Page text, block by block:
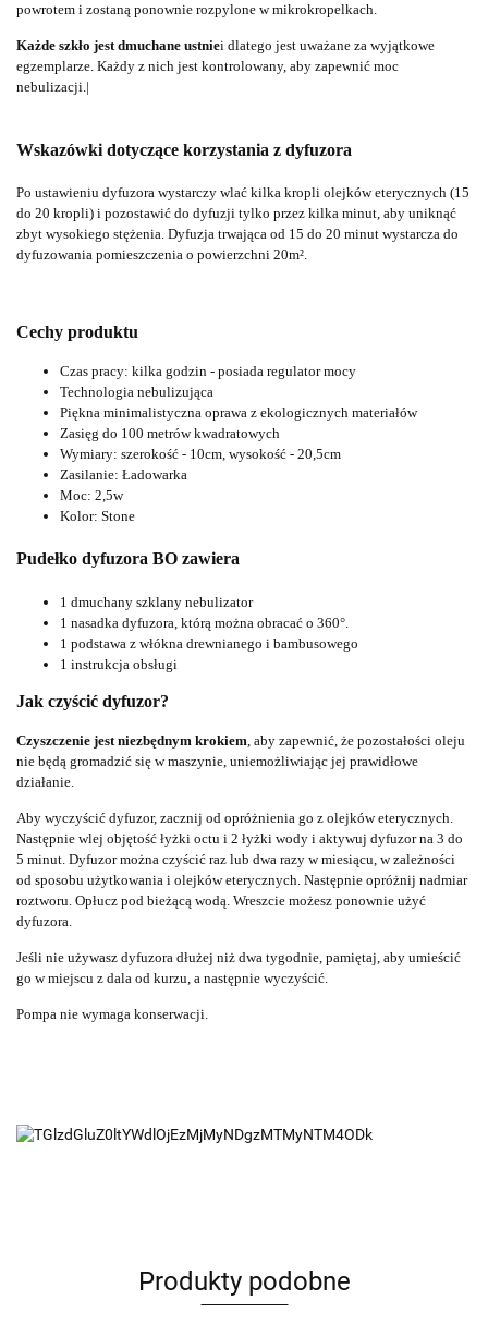
powrotem i zostaną ponownie rozpylone w mikrokropelkach.
Każde szkło jest dmuchane ustniei dlatego jest uważane za wyjątkowe
egzemplarze. Każdy z nich jest kontrolowany, aby zapewnić moc
nebulizacji.|
Wskazówki dotyczące korzystania z dyfuzora
Po ustawieniu dyfuzora wystarczy wlać kilka kropli olejków eterycznych (15
do 20 kropli) i pozostawić do dyfuzji tylko przez kilka minut, aby uniknąć
zbyt wysokiego stężenia. Dyfuzja trwająca od 15 do 20 minut wystarcza do
dyfuzowania pomieszczenia o powierzchni 20m².
Cechy produktu
Czas pracy: kilka godzin - posiada regulator mocy
Technologia nebulizująca
Piękna minimalistyczna oprawa z ekologicznych materiałów
Zasięg do 100 metrów kwadratowych
Wymiary: szerokość - 10cm, wysokość - 20,5cm
Zasilanie: Ładowarka
Moc: 2,5w
Kolor: Stone
Pudełko dyfuzora BO zawiera
1 dmuchany szklany nebulizator
1 nasadka dyfuzora, którą można obracać o 360°.
1 podstawa z włókna drewnianego i bambusowego
1 instrukcja obsługi
Jak czyścić dyfuzor?
Czyszczenie jest niezbędnym krokiem , aby zapewnić, że pozostałości oleju
nie będą gromadzić się w maszynie, uniemożliwiając jej prawidłowe
działanie.
Aby wyczyścić dyfuzor, zacznij od opróżnienia go z olejków eterycznych.
Następnie wlej objętość łyżki octu i 2 łyżki wody i aktywuj dyfuzor na 3 do
5 minut. Dyfuzor można czyścić raz lub dwa razy w miesiącu, w zależności
od sposobu użytkowania i olejków eterycznych. Następnie opróżnij nadmiar
roztworu. Opłucz pod bieżącą wodą. Wreszcie możesz ponownie użyć
dyfuzora.
Jeśli nie używasz dyfuzora dłużej niż dwa tygodnie, pamiętaj, aby umieścić
go w miejscu z dala od kurzu, a następnie wyczyścić.
Pompa nie wymaga konserwacji.
Produkty podobne